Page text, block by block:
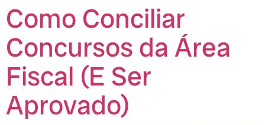
Como Conciliar
Concursos da Área
Fiscal (E Ser
Aprovado)